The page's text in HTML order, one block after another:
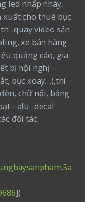
led nhấp nháy,
xuất cho thuê bục
-quay video sản
xe bán hàng
quảng cáo, gia
bị hội nghị
bục xoay…),thi
chữ nổi, bảng
- alu -decal -
đối tác
](